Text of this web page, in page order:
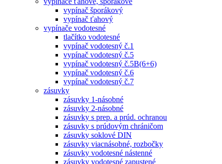
vypínač šporákový
vypínač ťahový
vypínače vodotesné
tlačítko vodotesné
vypínač vodotesný č.1
vypínač vodotesný č.5
vypínač vodotesný č.5B(6+6)
vypínač vodotesný č.6
vypínač vodotesný č.7
zásuvky
zásuvky 1-násobné
zásuvky 2-násobné
zásuvky s prep. a prúd. ochranou
zásuvky s prúdovým chráničom
zásuvky soklové DIN
zásuvky viacnásobné, rozbočky
zásuvky vodotesné nástenné
zásuvky vodotesné zapustené